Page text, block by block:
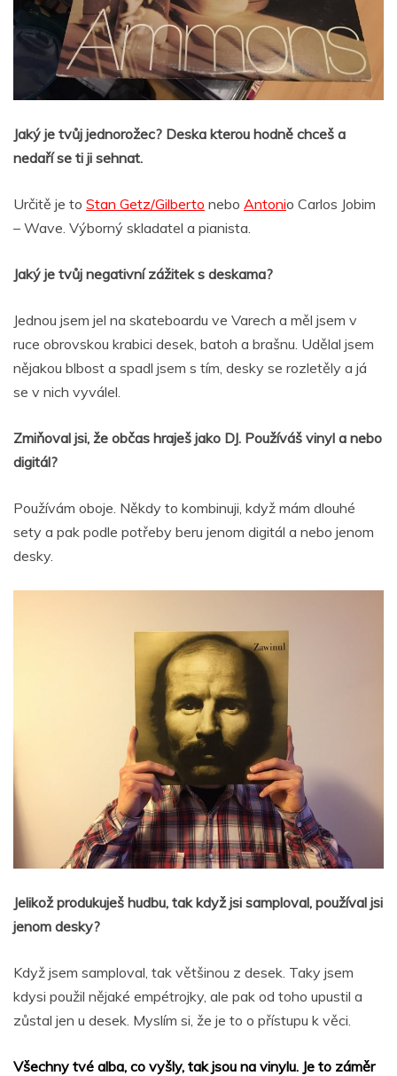
Jaký je tvůj jednorožec? Deska kterou hodně chceš a
nedaří se ti ji sehnat.
Určitě je to Stan Getz/Gilberto nebo Antonio Carlos Jobim
– Wave. Výborný skladatel a pianista.
Jaký je tvůj negativní zážitek s deskama?
Jednou jsem jel na skateboardu ve Varech a měl jsem v
ruce obrovskou krabici desek, batoh a brašnu. Udělal jsem
nějakou blbost a spadl jsem s tím, desky se rozletěly a já
se v nich vyválel.
Zmiňoval jsi, že občas hraješ jako DJ. Používáš vinyl a nebo
digitál?
Používám oboje. Někdy to kombinuji, když mám dlouhé
sety a pak podle potřeby beru jenom digitál a nebo jenom
desky.
Jelikož produkuješ hudbu, tak když jsi samploval, používal jsi
jenom desky?
Když jsem samploval, tak většinou z desek. Taky jsem
kdysi použil nějaké empétrojky, ale pak od toho upustil a
zůstal jen u desek. Myslím si, že je to o přístupu k věci.
Všechny tvé alba, co vyšly, tak jsou na vinylu. Je to záměr